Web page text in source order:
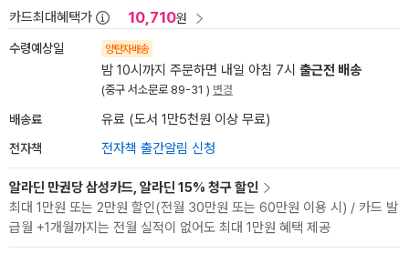
카드최대혜택가 10,710원
수령예상일 양탄자배송
밤 10시까지 주문하면 내일 아침 7시 출근전 배송
(중구 서소문로 89-31 ) 변경
배송료 유료 (도서 1만5천원 이상 무료)
전자책 전자책 출간알림 신청
알라딘 만권당 삼성카드, 알라딘 15% 청구 할인
최대 1만원 또는 2만원 할인(전월 30만원 또는 60만원 이용 시) / 카드 발
급월 +1개월까지는 전월 실적이 없어도 최대 1만원 혜택 제공